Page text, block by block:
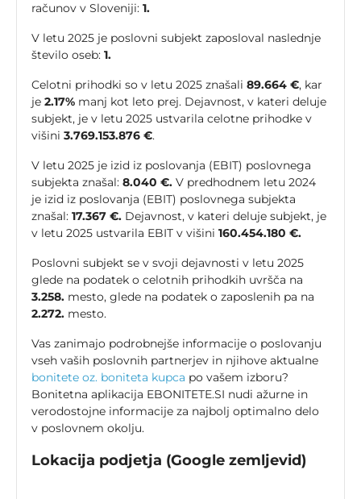
računov v Sloveniji: 1.
V letu 2025 je poslovni subjekt zaposloval naslednje
število oseb: 1.
Celotni prihodki so v letu 2025 znašali 89.664 €, kar
je 2.17% manj kot leto prej. Dejavnost, v kateri deluje
subjekt, je v letu 2025 ustvarila celotne prihodke v
višini 3.769.153.876 €.
V letu 2025 je izid iz poslovanja (EBIT) poslovnega
subjekta znašal: 8.040 €. V predhodnem letu 2024
je izid iz poslovanja (EBIT) poslovnega subjekta
znašal: 17.367 €. Dejavnost, v kateri deluje subjekt, je
v letu 2025 ustvarila EBIT v višini 160.454.180 €.
Poslovni subjekt se v svoji dejavnosti v letu 2025
glede na podatek o celotnih prihodkih uvršča na
3.258. mesto, glede na podatek o zaposlenih pa na
2.272. mesto.
Vas zanimajo podrobnejše informacije o poslovanju
vseh vaših poslovnih partnerjev in njihove aktualne
bonitete oz. boniteta kupca po vašem izboru?
Bonitetna aplikacija EBONITETE.SI nudi ažurne in
verodostojne informacije za najbolj optimalno delo
v poslovnem okolju.
Lokacija podjetja (Google zemljevid)